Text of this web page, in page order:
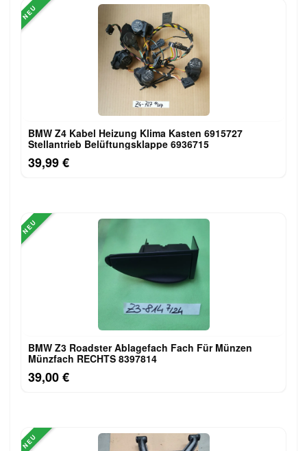
NEU
BMW Z4 Kabel Heizung Klima Kasten 6915727
Stellantrieb Belüftungsklappe 6936715
39,99 €
NEU
BMW Z3 Roadster Ablagefach Fach Für Münzen
Münzfach RECHTS 8397814
39,00 €
NEU